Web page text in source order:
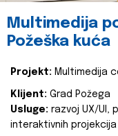
Multimedija
Požeška kuća
Projekt: Multimedija
Klijent: Grad Požega
Usluge: razvoj UX/UI,
interaktivnih projekcija